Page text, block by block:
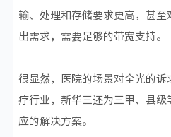
输、处理和存储要求更高，甚
出需求，需要足够的带宽支持。
很显然，医院的场景对全光的诉
疗行业，新华三还为三甲、县
应的解决方案。